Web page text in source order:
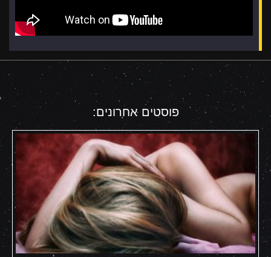
פוסטים אחרונים: